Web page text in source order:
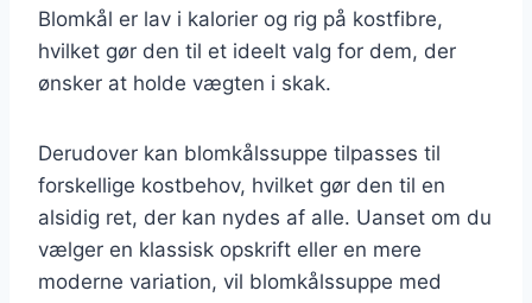
Blomkål er lav i kalorier og rig på kostfibre,
hvilket gør den til et ideelt valg for dem, der
ønsker at holde vægten i skak.
Derudover kan blomkålssuppe tilpasses til
forskellige kostbehov, hvilket gør den til en
alsidig ret, der kan nydes af alle. Uanset om du
vælger en klassisk opskrift eller en mere
moderne variation, vil blomkålssuppe med